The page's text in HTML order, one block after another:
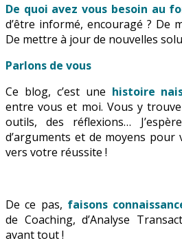
De quoi avez vous besoin au
d’être informé, encouragé ? De
De mettre à jour de nouvelles
Parlons de vous
Ce blog, c’est une histoire
entre vous et moi. Vous y
outils, des réflexions…
d’arguments et de moyens pour
vers votre réussite !
De ce pas, faisons
de Coaching, d’Analyse
avant tout !